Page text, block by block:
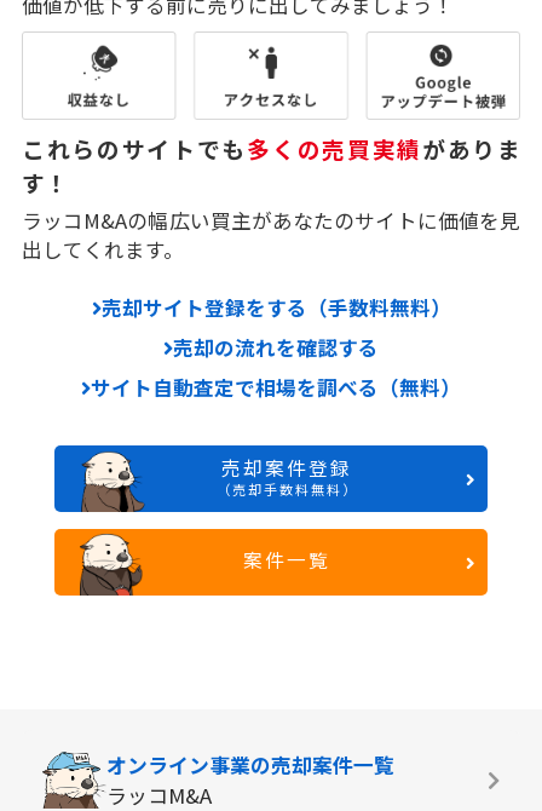
これらのサイトでも多くの売買実績がありま
す！
ラッコM&Aの幅広い買主があなたのサイトに価値を見
出してくれます。
売却サイト登録をする（手数料無料）
売却の流れを確認する
サイト自動査定で相場を調べる（無料）
売却案件登録
（売却手数料無料）
案件一覧
オンライン事業の売却案件一覧
ラッコM&A